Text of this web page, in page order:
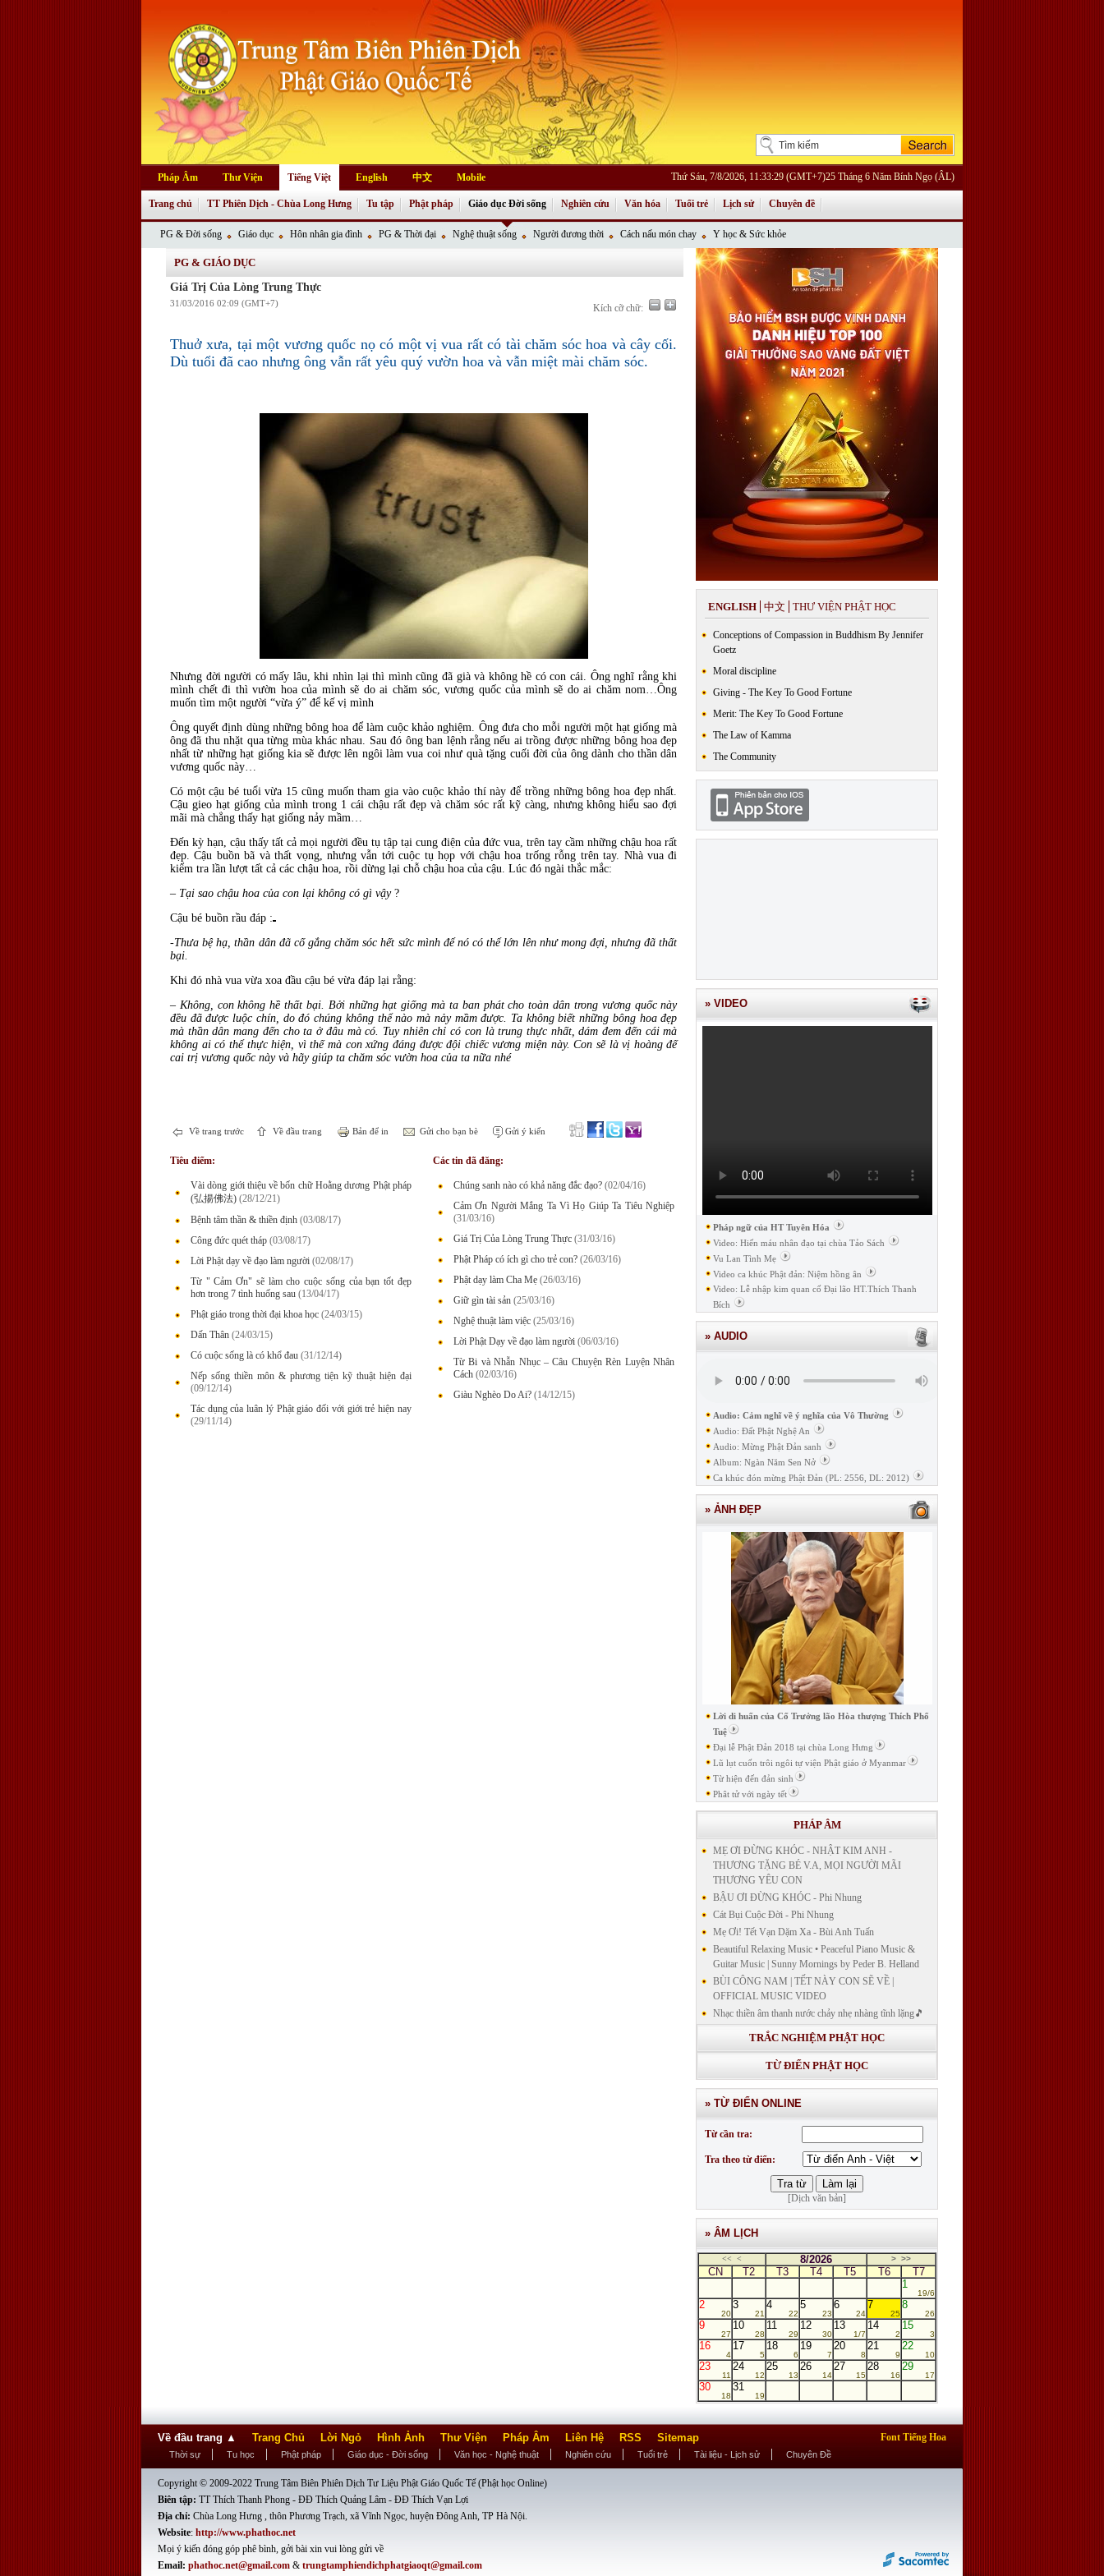
Pháp Âm Thư Viện Tiếng Việt English 中文 Mobile Thứ Sáu, 7/8/2026, 11:33:29 (GMT+7)25 Tháng 6 Năm Bính Ngọ (ÂL)
Trang chủ TT Phiên Dịch - Chùa Long Hưng Tu tập Phật pháp Giáo dục Đời sống
PG & Đời sống Giáo dục Hôn nhân gia đình PG & Thời đại Nghệ thuật sống Người đương thời Cách nấu món chay Y học & Sức khỏe
Nghiên cứu Văn hóa Tuổi trẻ Lịch sử Chuyên đề
PG & GIÁO DỤC
Giá Trị Của Lòng Trung Thực
31/03/2016 02:09 (GMT+7) Kích cỡ chữ:
Thuở xưa, tại một vương quốc nọ có một vị vua rất có tài chăm sóc hoa và cây cối.
Dù tuổi đã cao nhưng ông vẫn rất yêu quý vườn hoa và vẫn miệt mài chăm sóc.
Nhưng đời người có mấy lâu, khi nhìn lại thì mình cũng đã già và không hề có con cái. Ông nghĩ rằng khi
mình chết đi thì vườn hoa của mình sẽ do ai chăm sóc, vương quốc của mình sẽ do ai chăm nom…Ông
muốn tìm một người “vừa ý” để kế vị mình
Ông quyết định dùng những bông hoa để làm cuộc khảo nghiệm. Ông đưa cho mỗi người một hạt giống mà
ông đã thu nhặt qua từng mùa khác nhau. Sau đó ông ban lệnh rằng nếu ai trồng được những bông hoa đẹp
nhất từ những hạt giống kia sẽ được lên ngôi làm vua coi như quà tặng cuối đời của ông dành cho thần dân
vương quốc này…
Có một cậu bé tuổi vừa 15 cũng muốn tham gia vào cuộc khảo thí này để trồng những bông hoa đẹp nhất.
Cậu gieo hạt giống của mình trong 1 cái chậu rất đẹp và chăm sóc rất kỹ càng, nhưng không hiểu sao đợi
mãi mà chẳng thấy hạt giống nảy mầm…
Đến kỳ hạn, cậu thấy tất cả mọi người đều tụ tập tại cung điện của đức vua, trên tay cầm những chậu hoa rất
đẹp. Cậu buồn bã và thất vọng, nhưng vẫn tới cuộc tụ họp với chậu hoa trống rỗng trên tay. Nhà vua đi
kiểm tra lần lượt tất cả các chậu hoa, rồi dừng lại chỗ chậu hoa của cậu. Lúc đó ngài thắc mắc:
– Tại sao chậu hoa của con lại không có gì vậy?
Cậu bé buồn rầu đáp :
-Thưa bệ hạ, thần dân đã cố gắng chăm sóc hết sức mình để nó có thể lớn lên như mong đợi, nhưng đã thất
bại.
Khi đó nhà vua vừa xoa đầu cậu bé vừa đáp lại rằng:
– Không, con không hề thất bại. Bởi những hạt giống mà ta ban phát cho toàn dân trong vương quốc này
đều đã được luộc chín, do đó chúng không thể nào mà nảy mầm được. Ta không biết những bông hoa đẹp
mà thần dân mang đến cho ta ở đâu mà có. Tuy nhiên chỉ có con là trung thực nhất, dám đem đến cái mà
không ai có thể thực hiện, vì thế mà con xứng đáng được đội chiếc vương miện này. Con sẽ là vị hoàng đế
cai trị vương quốc này và hãy giúp ta chăm sóc vườn hoa của ta nữa nhé
Về trang trước Về đầu trang Bản để in Gửi cho bạn bè Gửi ý kiến
Tiêu điểm:
Vài dòng giới thiệu về bốn chữ Hoằng dương Phật pháp
(弘揚佛法) (28/12/21)
Bệnh tâm thần & thiền định (03/08/17)
Công đức quét tháp (03/08/17)
Lời Phật dạy về đạo làm người (02/08/17)
Từ " Cảm Ơn" sẽ làm cho cuộc sống của bạn tốt đẹp
hơn trong 7 tình huống sau (13/04/17)
Phật giáo trong thời đại khoa học (24/03/15)
Dấn Thân (24/03/15)
Có cuộc sống là có khổ đau (31/12/14)
Nếp sống thiền môn & phương tiện kỹ thuật hiện đại
(09/12/14)
Tác dụng của luân lý Phật giáo đối với giới trẻ hiện nay
(29/11/14)
Các tin đã đăng:
Chúng sanh nào có khả năng đắc đạo? (02/04/16)
Cảm Ơn Người Mắng Ta Vì Họ Giúp Ta Tiêu Nghiệp
(31/03/16)
Giá Trị Của Lòng Trung Thực (31/03/16)
Phật Pháp có ích gì cho trẻ con? (26/03/16)
Phật dạy làm Cha Mẹ (26/03/16)
Giữ gìn tài sản (25/03/16)
Nghệ thuật làm việc (25/03/16)
Lời Phật Dạy về đạo làm người (06/03/16)
Từ Bi và Nhẫn Nhục – Câu Chuyện Rèn Luyện Nhân
Cách (02/03/16)
Giàu Nghèo Do Ai? (14/12/15)
ENGLISH 中文 THƯ VIỆN PHẬT HỌC
Conceptions of Compassion in Buddhism By Jennifer
Goetz
Moral discipline
Giving - The Key To Good Fortune
Merit: The Key To Good Fortune
The Law of Kamma
The Community
» VIDEO
Pháp ngữ của HT Tuyên Hóa
Video: Hiến máu nhân đạo tại chùa Tảo Sách
Vu Lan Tình Mẹ
Video ca khúc Phật đản: Niệm hồng ân
Video: Lễ nhập kim quan cố Đại lão HT.Thích Thanh
Bích
» AUDIO
Audio: Cảm nghĩ về ý nghĩa của Vô Thường
Audio: Đất Phật Nghệ An
Audio: Mừng Phật Đản sanh
Album: Ngàn Năm Sen Nở
Ca khúc đón mừng Phật Đản (PL: 2556, DL: 2012)
» ẢNH ĐẸP
Lời di huấn của Cố Trưởng lão Hòa thượng Thích Phổ
Tuệ
Đại lễ Phật Đản 2018 tại chùa Long Hưng
Lũ lụt cuốn trôi ngôi tự viện Phật giáo ở Myanmar
Từ hiện đến đản sinh
Phât tử với ngày tết
PHÁP ÂM
MẸ ƠI ĐỪNG KHÓC - NHẬT KIM ANH -
THƯƠNG TẶNG BÉ V.A, MỌI NGƯỜI MÃI
THƯƠNG YÊU CON
BẬU ƠI ĐỪNG KHÓC - Phi Nhung
Cát Bụi Cuộc Đời - Phi Nhung
Mẹ Ơi! Tết Vạn Dặm Xa - Bùi Anh Tuấn
Beautiful Relaxing Music • Peaceful Piano Music &
Guitar Music | Sunny Mornings by Peder B. Helland
BÙI CÔNG NAM | TẾT NÀY CON SẼ VỀ |
OFFICIAL MUSIC VIDEO
Nhạc thiền âm thanh nước chảy nhẹ nhàng tĩnh lặng🎵
Nhạc thiền lặng tâm
KINH BẢN NGUYỆN CÔNG ĐỨC DƯỢC SƯ
LƯU LY QUANG NHƯ LAI"
GIẢNG GIẢI KINH DƯỢC SƯ - BÀI 14/ GIẢNG
GIẢI KINH BẢN NGUYỆN CÔNG ĐỨC DƯỢC
SƯ LƯU LY QUANG NHƯ LAI
GIẢNG GIẢI KINH DƯỢC SƯ
TRẮC NGHIỆM PHẬT HỌC
TỪ ĐIỂN PHẬT HỌC
» TỪ ĐIỂN ONLINE
Từ cần tra:
Tra theo từ điển:
[Dịch văn bản]
» ÂM LỊCH
<< < 8/2026 > >>
CN T2 T3 T4 T5 T6
T7
1
19/6
2
20
3
21
4
22
5
23
6
24
7
25
8
26
9
27
10
28
11
29
12
30
13
1/7
14
2
15
3
16
4
17
5
18
6
19
7
20
8
21
9
22
10
23
11
24
12
25
13
26
14
27
15
28
16
29
17
30
18
31
19
Về đầu trang ▲ Trang Chủ Lời Ngỏ Hình Ảnh Thư Viện Pháp Âm Liên Hệ RSS Sitemap Font Tiếng Hoa
Thời sự Tu học Phật pháp Giáo dục - Đời sống Văn học - Nghệ thuật Nghiên cứu Tuổi trẻ Tài liệu - Lịch sử Chuyên Đề
Copyright © 2009-2022 Trung Tâm Biên Phiên Dịch Tư Liệu Phật Giáo Quốc Tế (Phật học Online)
Biên tập: TT Thích Thanh Phong - ĐĐ Thích Quảng Lâm - ĐĐ Thích Vạn Lợi
Địa chỉ: Chùa Long Hưng , thôn Phương Trạch, xã Vĩnh Ngọc, huyện Đông Anh, TP Hà Nội.
Website: http://www.phathoc.net
Mọi ý kiến đóng góp phê bình, gởi bài xin vui lòng gửi về
Email: phathoc.net@gmail.com & trungtamphiendichphatgiaoqt@gmail.com